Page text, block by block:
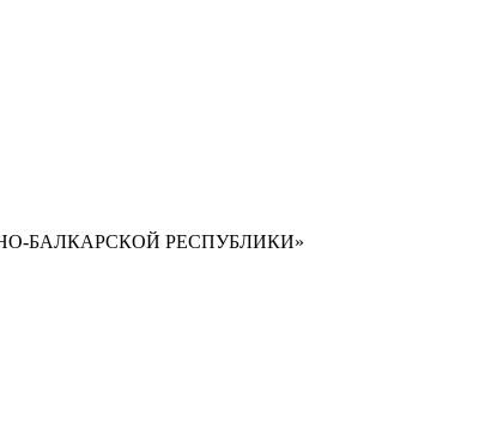
БАЛКАРСКОЙ РЕСПУБЛИКИ»